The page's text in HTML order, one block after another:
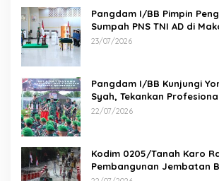
Pangdam I/BB Pimpin
Sumpah PNS TNI AD di
23/07/2026
Pangdam I/BB Kunjungi
Syah, Tekankan
Kesiapan Prajurit
22/07/2026
Kodim 0205/Tanah Karo
Pembangunan Jembatan
Pernantin